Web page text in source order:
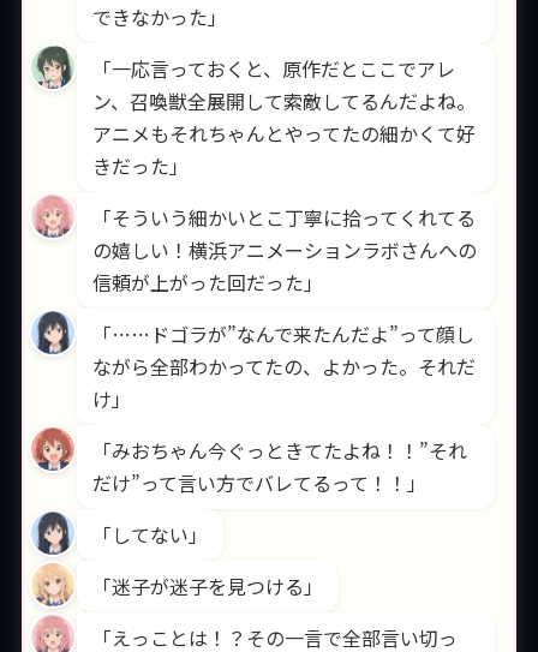
できなかった」
「一応言っておくと、原作だとここでアレ
ン、召喚獣全展開して索敵してるんだよね。
アニメもそれちゃんとやってたの細かくて好
きだった」
「そういう細かいとこ丁寧に拾ってくれてる
の嬉しい！横浜アニメーションラボさんへの
信頼が上がった回だった」
「……ドゴラが”なんで来たんだよ”って顔し
ながら全部わかってたの、よかった。それだ
け」
「みおちゃん今ぐっときてたよね！！”それ
だけ”って言い方でバレてるって！！」
「してない」
「迷子が迷子を見つける」
「えっことは！？その一言で全部言い切っ